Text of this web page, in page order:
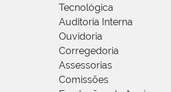
Tecnológica
Auditoria Interna
Ouvidoria
Corregedoria
Assessorias
Comissões